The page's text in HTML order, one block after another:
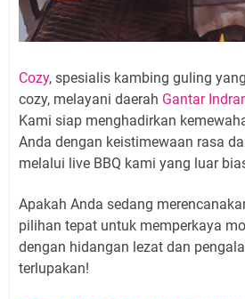
Cozy, spesialis kambing guling
cozy, melayani daerah Gantar
Kami siap menghadirkan
Anda dengan keistimewaan rasa
melalui live BBQ kami yang luar
Apakah Anda sedang
pilihan tepat untuk memperkaya
dengan hidangan lezat dan
terlupakan!